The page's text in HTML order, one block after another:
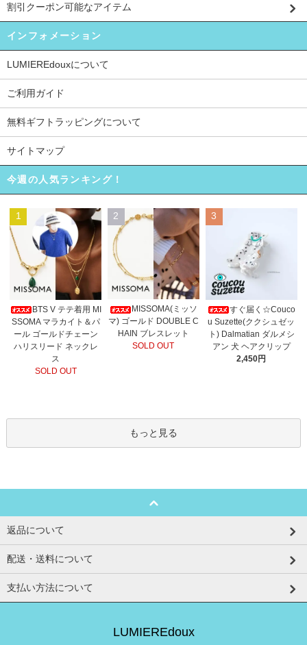
割引クーポン可能なアイテム
インフォメーション
LUMIEREdouxについて
ご利用ガイド
無料ギフトラッピングについて
サイトマップ
今週の人気ランキング！
1
BTS V テテ着用 MI
SSOMA マラカイト＆パ
ール ゴールドチェーン
ハリスリード ネックレ
ス
SOLD OUT
2
MISSOMA(ミッソ
マ) ゴールド DOUBLE C
HAIN ブレスレット
SOLD OUT
3
すぐ届く☆Couco
u Suzette(ククシュゼッ
ト) Dalmatian ダルメシ
アン 犬 ヘアクリップ
2,450円
もっと見る
返品について
配送・送料について
支払い方法について
LUMIEREdoux